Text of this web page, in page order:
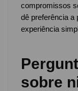
compromissos
dê preferência a
experiência
sobre